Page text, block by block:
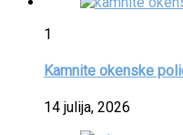
1
Kamnite okenske
14 julija, 2026